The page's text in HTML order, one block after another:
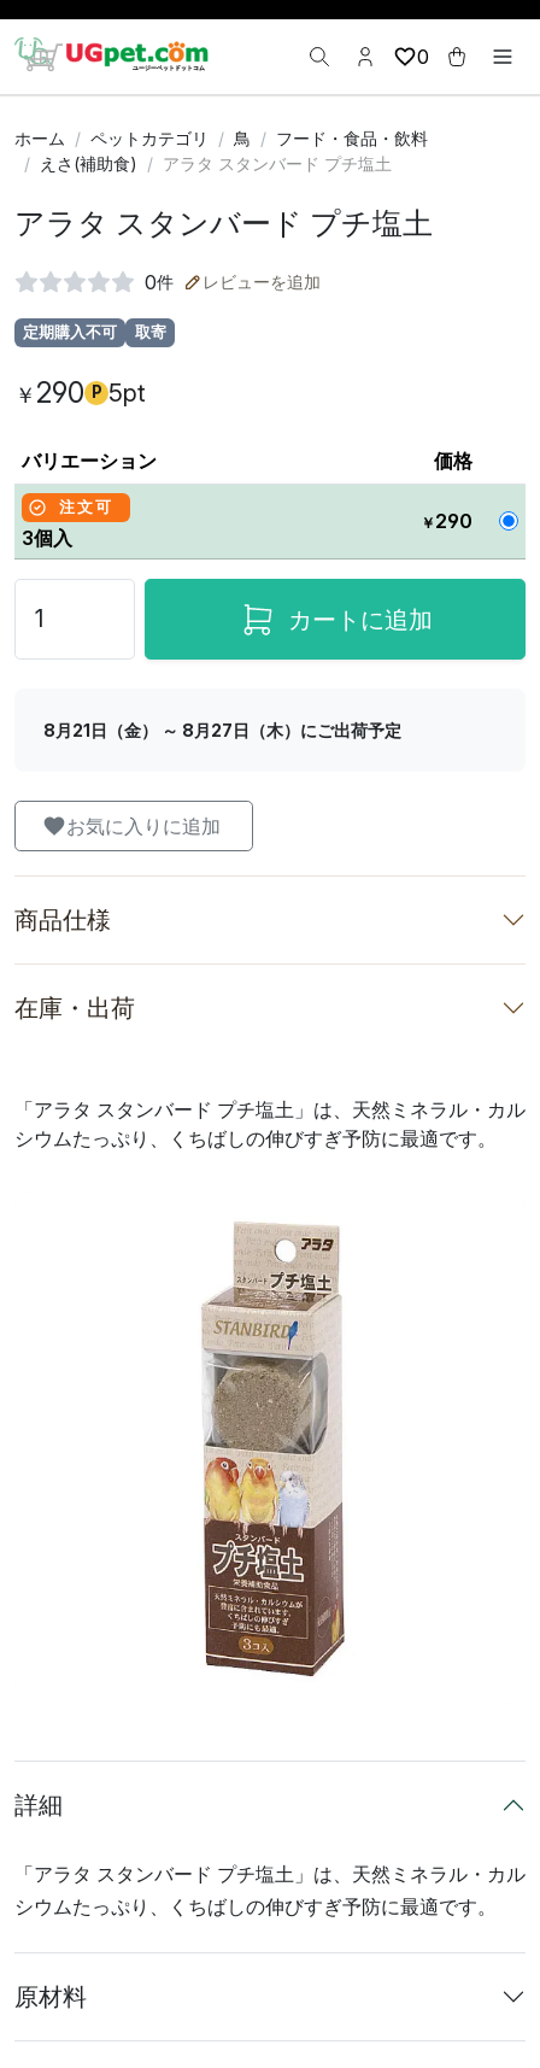
0
ホーム ペットカテゴリ 鳥
フード・食品・飲料
えさ(補助食)
アラタ スタンバード プチ塩土
アラタ スタンバード プチ塩土
0件 レビューを追加
定期購入不可 取寄
￥ 290 P 5pt
バリエーション 価格
注文可
3個入
￥ 290
カートに追加
8月21日（金） ～ 8月27日（木）にご出荷予定
お気に入りに追加
商品仕様
在庫・出荷
「アラタ スタンバード プチ塩土」は、天然ミネラル・カル
シウムたっぷり、くちばしの伸びすぎ予防に最適です。
詳細
「アラタ スタンバード プチ塩土」は、天然ミネラル・カル
シウムたっぷり、くちばしの伸びすぎ予防に最適です。
原材料